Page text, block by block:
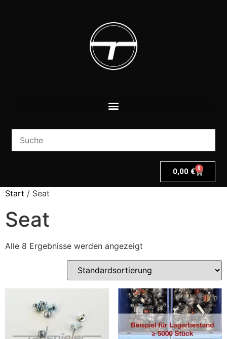
0,00 € 0
Start / Seat
Seat
Alle 8 Ergebnisse werden angezeigt